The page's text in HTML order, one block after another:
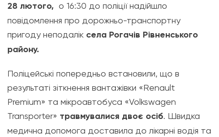
28 лютого, о 16:30 до поліції надійшло
повідомлення про дорожньо-транспортну
пригоду неподалік села Рогачів Рівненського
району.
Поліцейські попередньо встановили, що в
результаті зіткнення вантажівки «Renault
Premium» та мікроавтобуса «Volkswagen
Transporter» травмувалися двоє осіб. Швидка
медична допомога доставила до лікарні водія та